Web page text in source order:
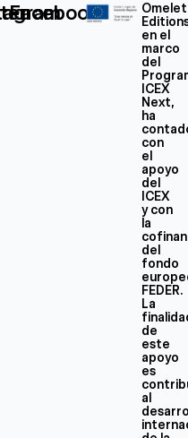
Facebook
en el
marco
del
ICEX
Next,
ha
con
el
apoyo
del
ICEX
y con
la
del
fondo
FEDER.
La
de
este
apoyo
es
al